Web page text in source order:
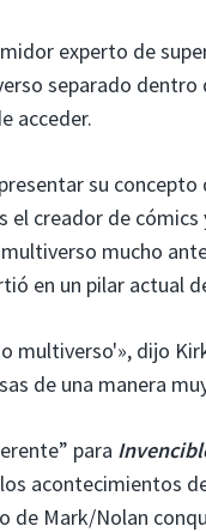
experto de
separado dentro
acceder.
su
creador de
mucho
en un pilar actual
multiverso'», dijo
de una manera
para
acontecimientos
de Mark/Nolan